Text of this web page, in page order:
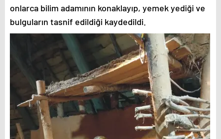
onlarca bilim adamının konaklayıp, yemek yediği ve
bulguların tasnif edildiği kaydedildi.